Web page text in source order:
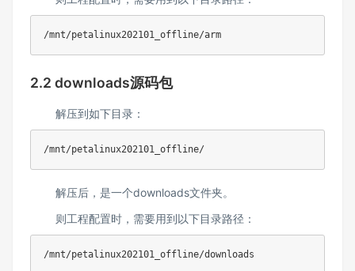
/mnt/petalinux202101_offline/arm
2.2 downloads源码包
解压到如下目录：
/mnt/petalinux202101_offline/
解压后，是一个downloads文件夹。
则工程配置时，需要用到以下目录路径：
/mnt/petalinux202101_offline/downloads